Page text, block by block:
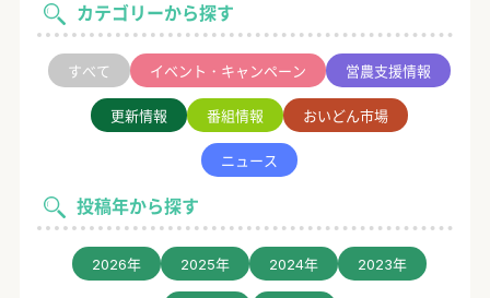
カテゴリーから探す
すべて イベント・キャンペーン 営農支援情報
更新情報 番組情報 おいどん市場
ニュース
投稿年から探す
2026年 2025年 2024年 2023年